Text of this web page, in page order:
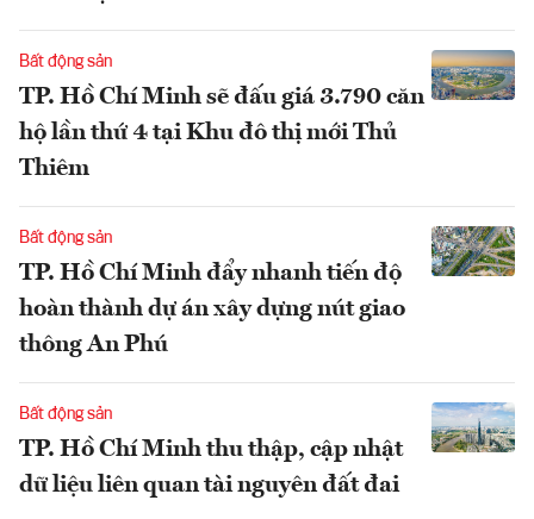
Bất động sản
TP. Hồ Chí Minh sẽ đấu giá 3.790 căn
hộ lần thứ 4 tại Khu đô thị mới Thủ
Thiêm
Bất động sản
TP. Hồ Chí Minh đẩy nhanh tiến độ
hoàn thành dự án xây dựng nút giao
thông An Phú
Bất động sản
TP. Hồ Chí Minh thu thập, cập nhật
dữ liệu liên quan tài nguyên đất đai